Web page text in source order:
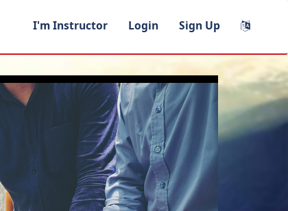
I'm Instructor Login Sign Up